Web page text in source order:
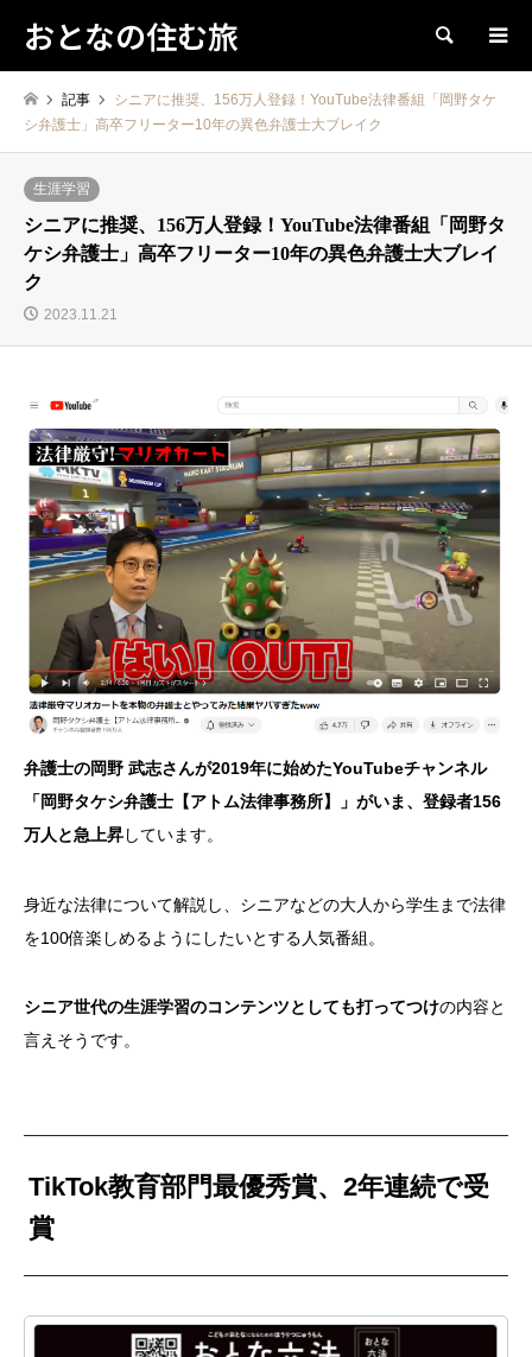
おとなの住む旅 検索
記事
シニアに推奨、156万人登録！YouTube法律番組「岡野タケ
シ弁護士」高卒フリーター10年の異色弁護士大ブレイク
生涯学習
シニアに推奨、156万人登録！YouTube法律番組「岡野タ
ケシ弁護士」高卒フリーター10年の異色弁護士大ブレイ
ク
2023.11.21
弁護士の岡野 武志さんが2019年に始めたYouTubeチャンネル
「岡野タケシ弁護士【アトム法律事務所】」がいま、登録者156
万人と急上昇しています。
身近な法律について解説し、シニアなどの大人から学生まで法律
を100倍楽しめるようにしたいとする人気番組。
シニア世代の生涯学習のコンテンツとしても打ってつけの内容と
言えそうです。
TikTok教育部門最優秀賞、2年連続で受
賞